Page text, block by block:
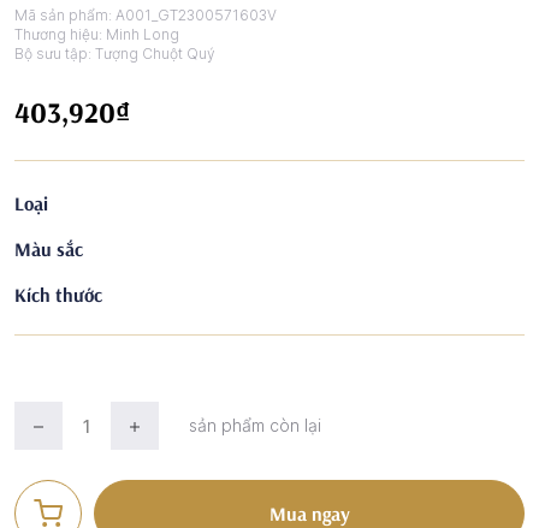
Mã sản phẩm: A001_GT2300571603V
Thương hiệu: Minh Long
Bộ sưu tập: Tượng Chuột Quý
403,920₫
Loại
Màu sắc
Kích thước
sản phẩm còn lại
Mua ngay